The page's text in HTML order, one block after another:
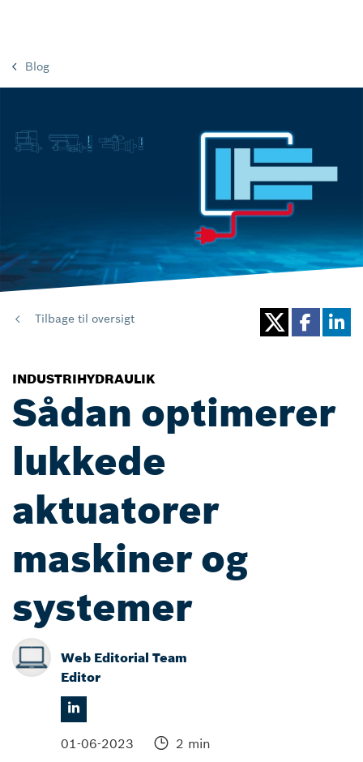
Blog
Tilbage til oversigt
INDUSTRIHYDRAULIK
Sådan optimerer
lukkede
aktuatorer
maskiner og
systemer
Web Editorial Team
Editor
01-06-2023 2 min